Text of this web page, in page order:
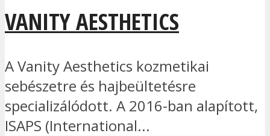
VANITY AESTHETICS
A Vanity Aesthetics kozmetikai
sebészetre és hajbeültetésre
specializálódott. A 2016-ban alapított,
ISAPS (International...